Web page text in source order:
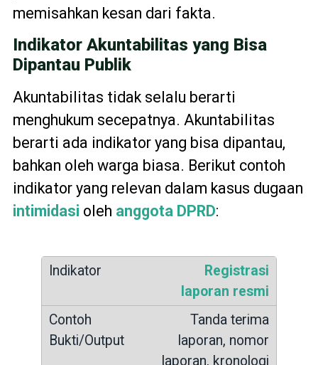
memisahkan kesan dari fakta.
Indikator Akuntabilitas yang Bisa
Dipantau Publik
Akuntabilitas tidak selalu berarti
menghukum secepatnya. Akuntabilitas
berarti ada indikator yang bisa dipantau,
bahkan oleh warga biasa. Berikut contoh
indikator yang relevan dalam kasus dugaan
intimidasi oleh anggota DPRD:
Registrasi
laporan resmi
Tanda terima
laporan, nomor
laporan, kronologi